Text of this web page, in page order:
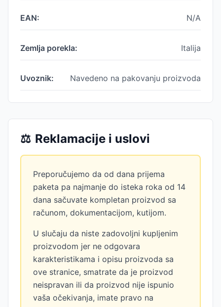
EAN: N/A
Zemlja porekla: Italija
Uvoznik: Navedeno na pakovanju proizvoda
⚖️ Reklamacije i uslovi
Preporučujemo da od dana prijema
paketa pa najmanje do isteka roka od 14
dana sačuvate kompletan proizvod sa
računom, dokumentacijom, kutijom.
U slučaju da niste zadovoljni kupljenim
proizvodom jer ne odgovara
karakteristikama i opisu proizvoda sa
ove stranice, smatrate da je proizvod
neispravan ili da proizvod nije ispunio
vaša očekivanja, imate pravo na